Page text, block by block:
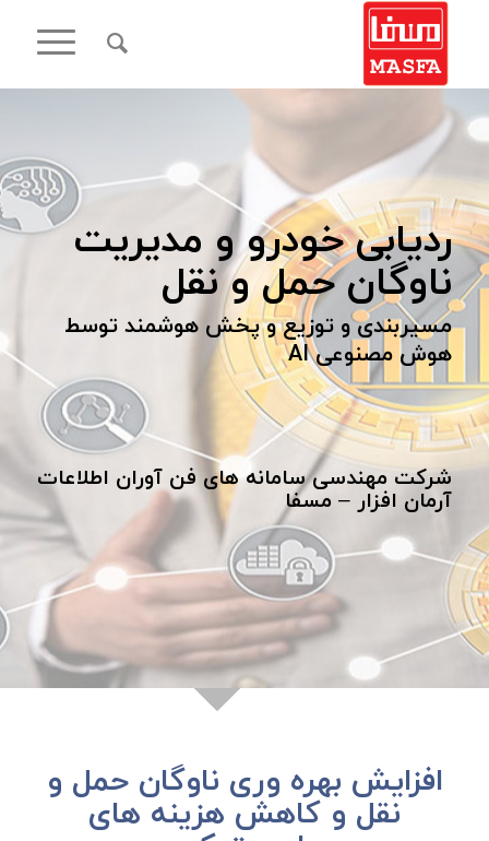
ردیابی خودرو و مدیریت
ناوگان حمل و نقل
مسیربندی و توزیع و پخش هوشمند توسط
هوش مصنوعی AI
شرکت مهندسی سامانه های فن آوران اطلاعات
آرمان افزار – مسفا
افزایش بهره وری ناوگان حمل و
نقل و کاهش هزینه های